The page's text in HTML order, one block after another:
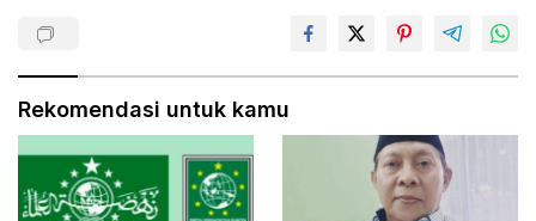
Rekomendasi untuk kamu